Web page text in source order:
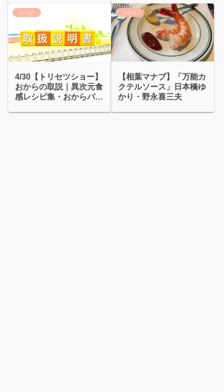
レシピ
4/30【トリセツショー】
おからの取説｜異次元食
感レシピ集・おからパウ
レシピ
【相葉マナブ】「万能カ
クテルソース」日本橋ゆ
かり・野永喜三夫